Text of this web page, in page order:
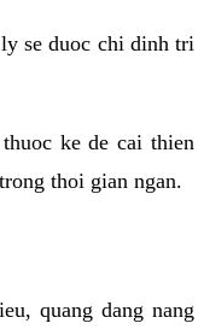
se duoc chi dinh tri
ke de cai thien
thoi gian ngan.
quang dang nang